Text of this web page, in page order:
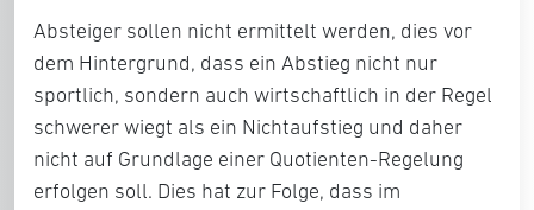
Absteiger sollen nicht ermittelt werden, dies vor
dem Hintergrund, dass ein Abstieg nicht nur
sportlich, sondern auch wirtschaftlich in der Regel
schwerer wiegt als ein Nichtaufstieg und daher
nicht auf Grundlage einer Quotienten-Regelung
erfolgen soll. Dies hat zur Folge, dass im